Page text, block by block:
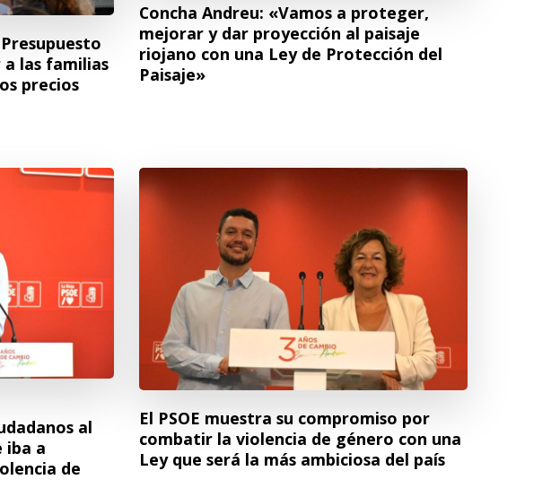
las familias
precios
Concha Andreu: «Vamos a proteger,
mejorar y dar proyección al paisaje
riojano con una Ley de Protección del
Paisaje»
al
iba a
de
El PSOE muestra su compromiso por
combatir la violencia de género con una
Ley que será la más ambiciosa del país